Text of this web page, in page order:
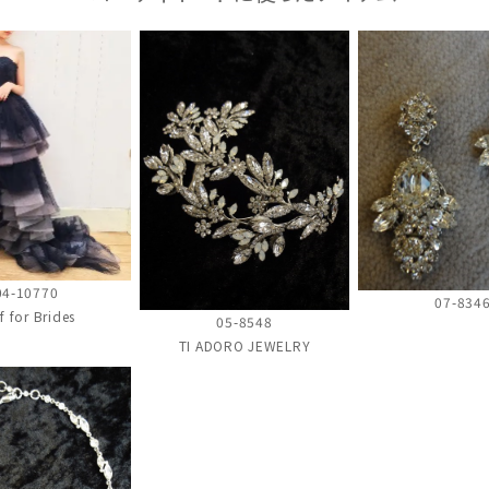
10770
for Brides
05-8548
TI ADORO JEWELRY
07-